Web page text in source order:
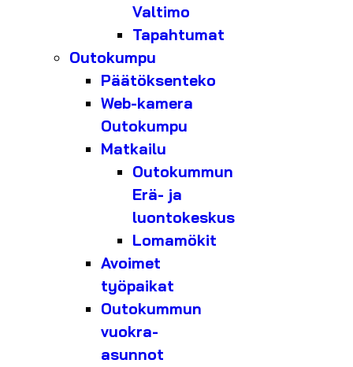
Valtimo
Tapahtumat
Outokumpu
Päätöksenteko
Web-kamera
Outokumpu
Matkailu
Outokummun
Erä- ja
luontokeskus
Lomamökit
Avoimet
työpaikat
Outokummun
vuokra-
asunnot